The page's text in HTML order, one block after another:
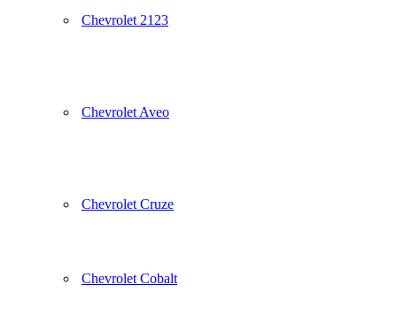
Chevrolet 2123
Chevrolet Aveo
Chevrolet Cruze
Chevrolet Cobalt